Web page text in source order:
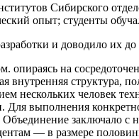
Сибирского
опыт; студенты
и доводило их
опираясь на
структура,
нескольких человек
выполнения
заключало с
— в размере